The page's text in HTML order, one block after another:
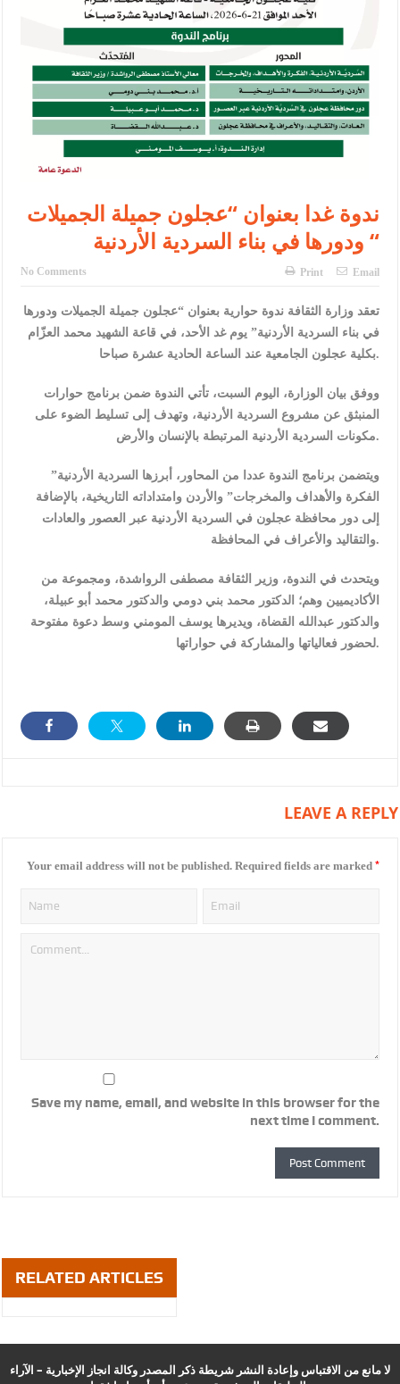
الملك يلتقي مجموعة من رفاق السلاح
الملك يتلقى اتصالا هاتفيا من العاهل البحريني
القاضي محمود أحمد فريحات.. مبارك ومزيدا من التوفيق
ندوة غدا بعنوان “عجلون جميلة الجميلات
ودورها في بناء السردية الأردنية “
No Comments Print Email
تعقد وزارة الثقافة ندوة حوارية بعنوان “عجلون جميلة الجميلات ودورها
في بناء السردية الأردنية” يوم غد الأحد، في قاعة الشهيد محمد العزّام
بكلية عجلون الجامعية عند الساعة الحادية عشرة صباحا.
ووفق بيان الوزارة، اليوم السبت، تأتي الندوة ضمن برنامج حوارات
المنبثق عن مشروع السردية الأردنية، وتهدف إلى تسليط الضوء على
مكونات السردية الأردنية المرتبطة بالإنسان والأرض.
ويتضمن برنامج الندوة عددا من المحاور، أبرزها السردية الأردنية”
الفكرة والأهداف والمخرجات” والأردن وامتداداته التاريخية، بالإضافة
إلى دور محافظة عجلون في السردية الأردنية عبر العصور والعادات
والتقاليد والأعراف في المحافظة.
ويتحدث في الندوة، وزير الثقافة مصطفى الرواشدة، ومجموعة من
الأكاديميين وهم؛ الدكتور محمد بني دومي والدكتور محمد أبو عبيلة،
والدكتور عبدالله القضاة، ويديرها يوسف المومني وسط دعوة مفتوحة
لحضور فعالياتها والمشاركة في حواراتها.
LEAVE A REPLY
Your email address will not be published. Required fields are marked *
Save my name, email, and website in this browser for the
next time I comment.
RELATED ARTICLES
لا مانع من الاقتباس وإعادة النشر شريطة ذكر المصدر وكالة انجاز الإخبارية – الآراء